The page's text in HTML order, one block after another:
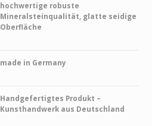
hochwertige robuste
Mineralsteinqualität, glatte seidige
Oberfläche
made in Germany
Handgefertigtes Produkt –
Kunsthandwerk aus Deutschland